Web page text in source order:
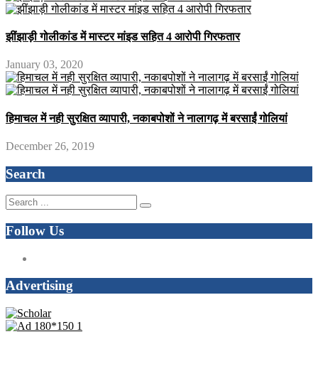
झींझाड़ी गोलीकांड में मास्टर मांइड सहित 4 आरोपी गिरफतार
January 03, 2020
हिमाचल में नही सुरक्षित व्यापारी, नकाबपोशों ने नालागढ़ में बरसाईं गोलियां
December 26, 2019
Search
Follow Us
Advertising